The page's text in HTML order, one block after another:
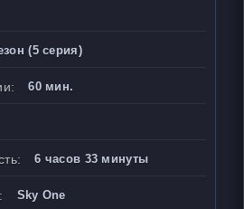
(5 серия)
60 мин.
6 часов 33 минуты
Sky One